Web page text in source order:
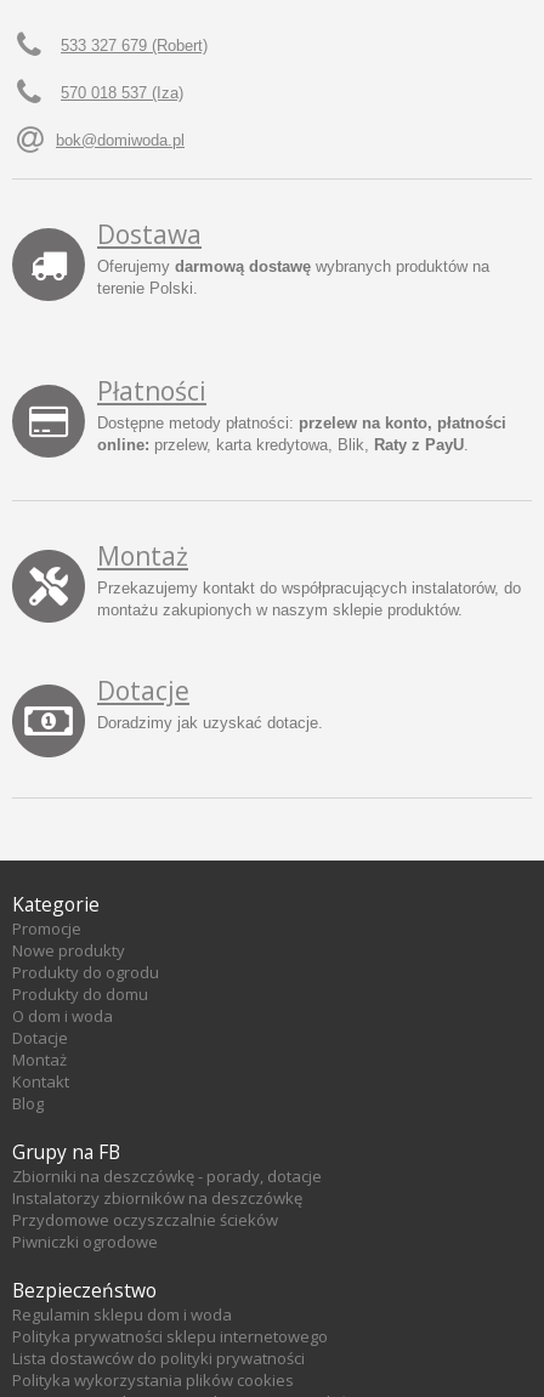
533 327 679 (Robert)
570 018 537 (Iza)
bok@domiwoda.pl
Dostawa
Oferujemy darmową dostawę wybranych produktów na
terenie Polski.
Płatności
Dostępne metody płatności: przelew na konto, płatności
online: przelew, karta kredytowa, Blik, Raty z PayU
Montaż
Przekazujemy kontakt do współpracujących instalatorów, do
montażu zakupionych w naszym sklepie produktów.
Dotacje
Doradzimy jak uzyskać dotacje.
Kategorie
Promocje
Nowe produkty
Produkty do ogrodu
Produkty do domu
O dom i woda
Dotacje
Montaż
Kontakt
Blog
Grupy na FB
Zbiorniki na deszczówkę - porady, dotacje
Instalatorzy zbiorników na deszczówkę
Przydomowe oczyszczalnie ścieków
Piwniczki ogrodowe
Bezpieczeństwo
Regulamin sklepu dom i woda
Polityka prywatności sklepu internetowego
Lista dostawców do polityki prywatności
Polityka wykorzystania plików cookies